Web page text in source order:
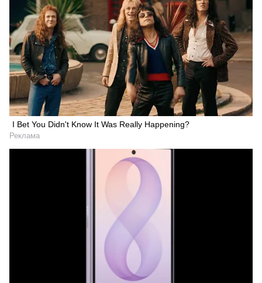
I Bet You Didn't Know It Was Really Happening?
Реклама